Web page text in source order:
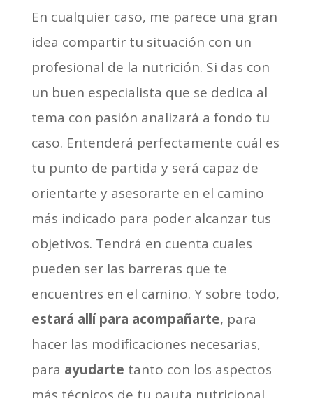
En cualquier caso, me parece una gran
idea compartir tu situación con un
profesional de la nutrición. Si das con
un buen especialista que se dedica al
tema con pasión analizará a fondo tu
caso. Entenderá perfectamente cuál es
­tu punto de partida­ y será capaz de
orientarte y asesorarte en el camino
más indicado para poder alcanzar tus
objetivos. Tendrá en cuenta cuales
pueden ser las barreras que te
encuentres en el camino. Y sobre todo,
estará allí para acompañarte, para
hacer las modificaciones necesarias,
para ayudarte tanto con los aspectos